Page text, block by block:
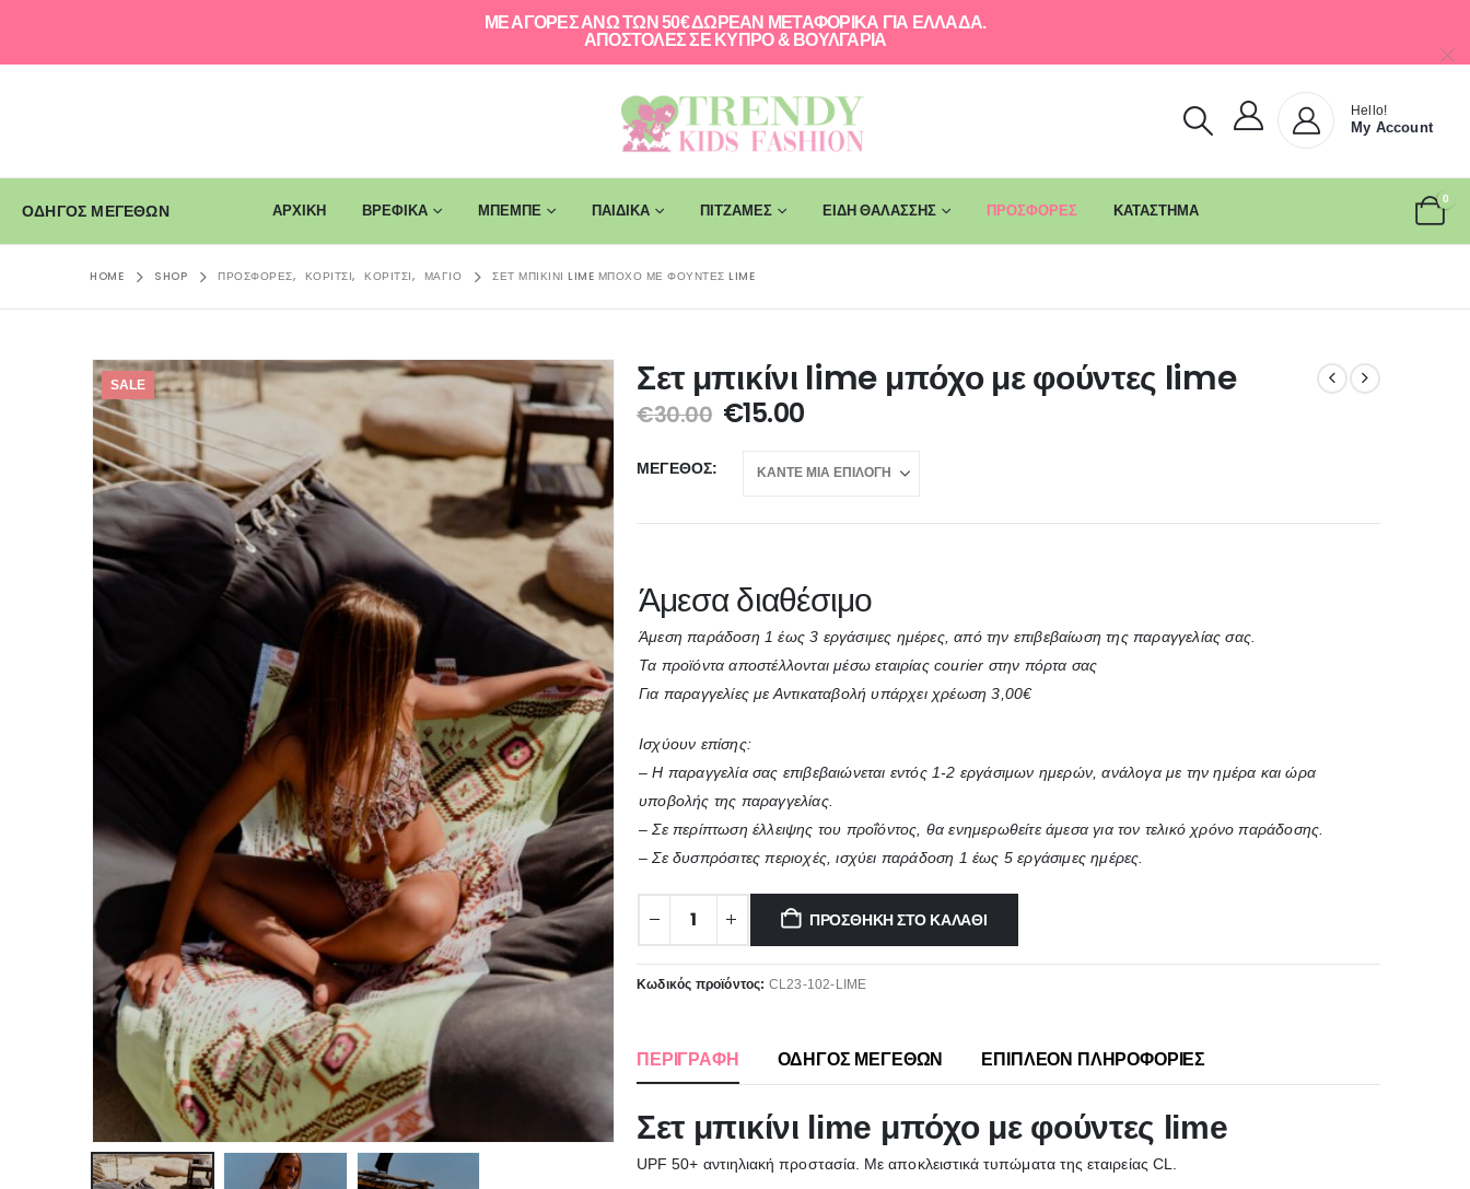
ΜΕ ΑΓΟΡΕΣ ΑΝΩ ΤΩΝ 50€ ΔΩΡΕΑΝ ΜΕΤΑΦΟΡΙΚΑ ΓΙΑ ΕΛΛAΔΑ.
ΑΠΟΣΤΟΛΕΣ ΣΕ ΚΥΠΡΟ & ΒΟΥΛΓΑΡΙΑ
Hello!
My Account
ΟΔΗΓΟΣ ΜΕΓΕΘΩΝ ΑΡΧΙΚΗ ΒΡΕΦΙΚΑ ΜΠΕΜΠΕ ΠΑΙΔΙΚΑ ΠΙΤΖΑΜΕΣ ΕΙΔΗ ΘΑΛΑΣΣΗΣ ΠΡΟΣΦΟΡΕΣ ΚΑΤΑΣΤΗΜΑ
0
HOME SHOP ΠΡΟΣΦΟΡΈΣ, ΚΟΡΊΤΣΙ, ΚΟΡΊΤΣΙ, ΜΑΓΙΌ ΣΕΤ ΜΠΙΚΊΝΙ LIME ΜΠΌΧΟ ΜΕ ΦΟΎΝΤΕΣ LIME
SALE Σετ μπικίνι lime μπόχο με φούντες lime
€30.00 €15.00
ΜΈΓΕΘΟΣ
Άμεσα διαθέσιμο
Άμεση παράδοση 1 έως 3 εργάσιμες ημέρες, από την επιβεβαίωση της παραγγελίας σας.
Τα προϊόντα αποστέλλονται μέσω εταιρίας courier στην πόρτα σας
Για παραγγελίες με Αντικαταβολή υπάρχει χρέωση 3,00€
Ισχύουν επίσης:
– Η παραγγελία σας επιβεβαιώνεται εντός 1-2 εργάσιμων ημερών, ανάλογα με την ημέρα και ώρα
υποβολής της παραγγελίας.
– Σε περίπτωση έλλειψης του προΐόντος, θα ενημερωθείτε άμεσα για τον τελικό χρόνο παράδοσης.
– Σε δυσπρόσιτες περιοχές, ισχύει παράδοση 1 έως 5 εργάσιμες ημέρες.
ΠΡΟΣΘΉΚΗ ΣΤΟ ΚΑΛΆΘΙ
Κωδικός προϊόντος: CL23-102-LIME
ΠΕΡΙΓΡΑΦΉ ΟΔΗΓΟΣ ΜΕΓΕΘΩΝ ΕΠΙΠΛΈΟΝ ΠΛΗΡΟΦΟΡΊΕΣ
Σετ μπικίνι lime μπόχο με φούντες lime
UPF 50+ αντιηλιακή προστασία. Με αποκλειστικά τυπώματα της εταιρείας CL.